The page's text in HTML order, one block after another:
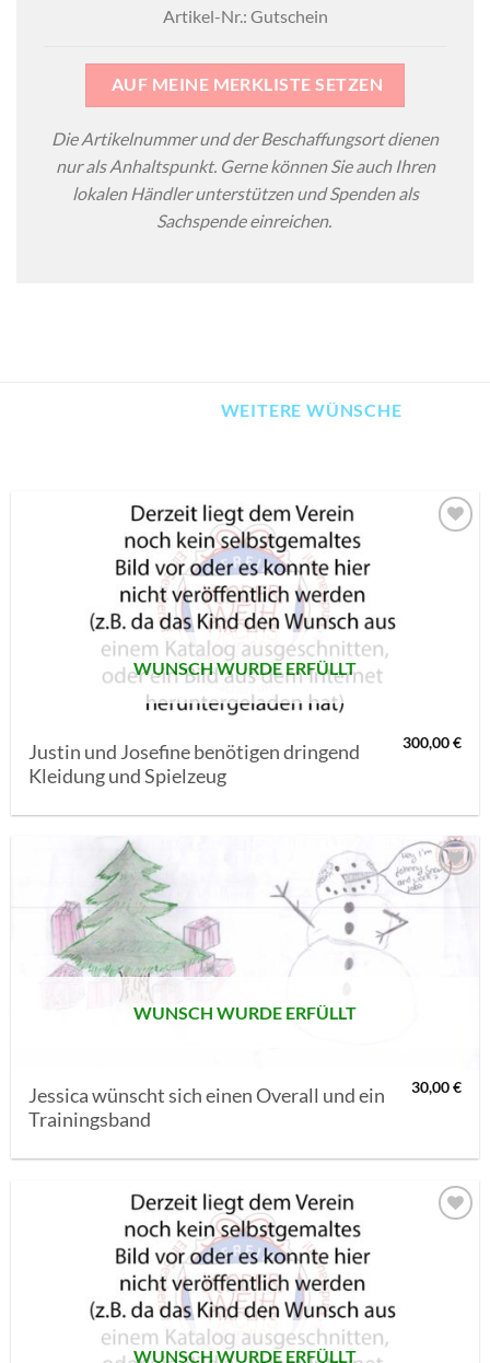
Artikel-Nr.: Gutschein
AUF MEINE MERKLISTE SETZEN
Die Artikelnummer und der Beschaffungsort dienen
nur als Anhaltspunkt. Gerne können Sie auch Ihren
lokalen Händler unterstützen und Spenden als
Sachspende einreichen.
WEITERE WÜNSCHE
WUNSCH WURDE ERFÜLLT
Justin und Josefine benötigen dringend
Kleidung und Spielzeug
300,00€
AUF MEINE
MERKLISTE
SETZEN
WUNSCH WURDE ERFÜLLT
Jessica wünscht sich einen Overall und ein
Trainingsband
30,00€
WUNSCH WURDE ERFÜLLT